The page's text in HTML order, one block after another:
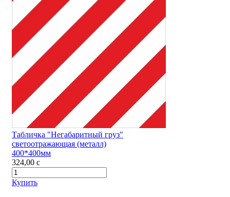
Табличка "Негабаритный груз"
светоотражающая (металл)
400*400мм
324,00 c
Купить